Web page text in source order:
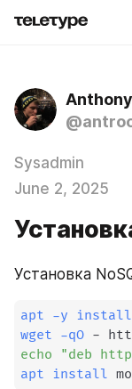
Anthony
Sysadmin
June 2, 2025
Установка
apt -y install
wget -qO -
echo
"deb
apt install